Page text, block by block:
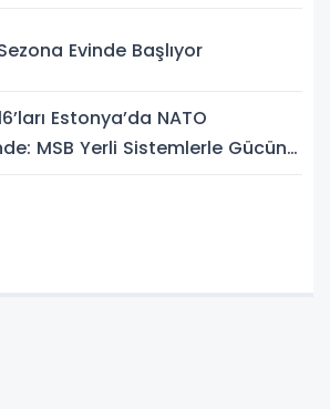
Evinde Başlıyor
Estonya’da NATO
MSB Yerli Sistemlerle Gücünü